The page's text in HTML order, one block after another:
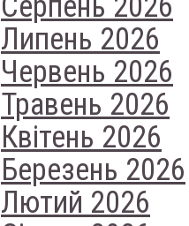
Липень 2026
Червень 2026
Травень 2026
Квітень 2026
Березень 2026
Лютий 2026